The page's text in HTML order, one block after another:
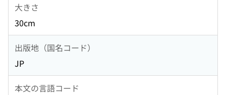
大きさ
30cm
出版地（国名コード）
JP
本文の言語コード